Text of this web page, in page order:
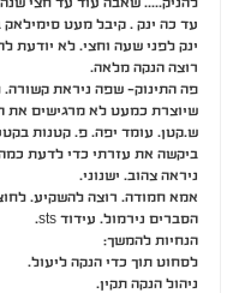
עד כה ינק . קיבל מעט סימילאק
ינק לפני שעה וחצי. לא יודעת
רוצה הנקה מלאה.
פה התינוק- שפה ניראת קשורה.
שיוצרת כמעט לא מרגישים את
ש.קטן. עומד יפה. פ. קטנות
ביקשה את עזרתי כדי לדעת כמה
ניראה צהוב. ישנוני.
אמא חמודה. רוצה להשקיע.
הסברים נירמול. עידוד sts.
הנחיות להמשך:
לסחוט תוך כדי הנקה ליעול.
ניהול הנקה תקין.